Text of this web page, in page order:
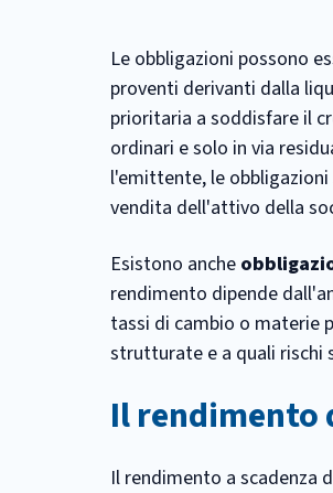
Le obbligazioni possono
proventi derivanti dalla
prioritaria a soddisfare il
ordinari e solo in via
l'emittente, le
vendita dell'attivo della
Esistono anche
rendimento dipende
tassi di cambio o materie
strutturate e a quali rischi
Il rendimento
Il rendimento a scadenza